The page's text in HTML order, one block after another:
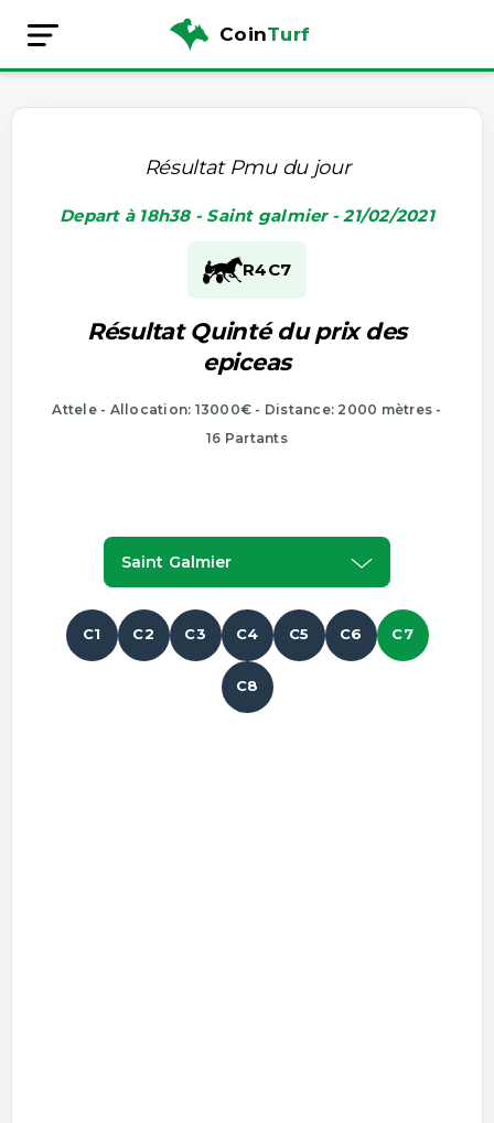
CoinTurf
Résultat Pmu du jour
Depart à 18h38 - Saint galmier - 21/02/2021
R4C7
Résultat Quinté du prix des
epiceas
Attele - Allocation: 13000€ - Distance: 2000 mètres -
16 Partants
Saint Galmier
C1 C2 C3 C4 C5 C6 C7
C8